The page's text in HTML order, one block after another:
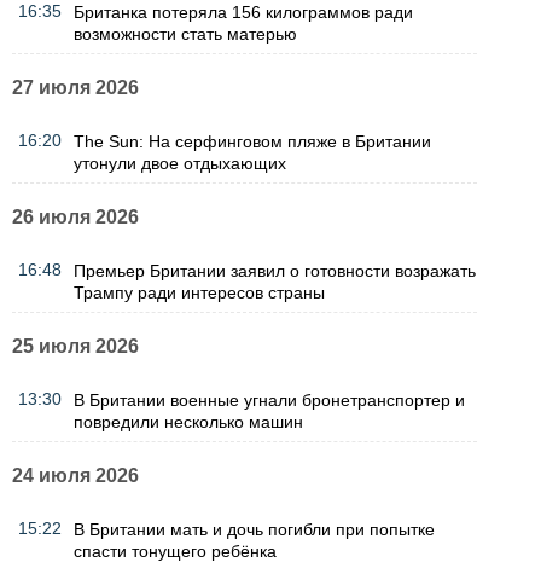
16:35
Британка потеряла 156 килограммов ради
возможности стать матерью
27 июля 2026
16:20
The Sun: На серфинговом пляже в Британии
утонули двое отдыхающих
26 июля 2026
16:48
Премьер Британии заявил о готовности возражать
Трампу ради интересов страны
25 июля 2026
13:30
В Британии военные угнали бронетранспортер и
повредили несколько машин
24 июля 2026
15:22
В Британии мать и дочь погибли при попытке
спасти тонущего ребёнка